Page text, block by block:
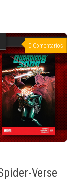
0 Comentarios
Verse